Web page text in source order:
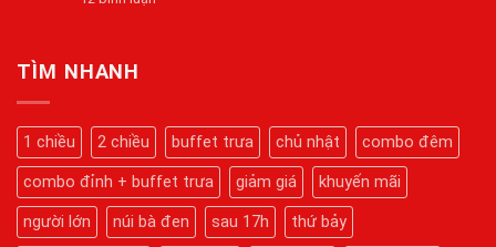
Dịp
Tết
Núi
Bà
Hành
Trình
Chinh
Phục
Kỳ
Quan
Tâm
Bà
Đen
Mới
Nhất
TÌM NHANH
1 chiều 2 chiều buffet trưa chủ nhật
combo đêm
combo đỉnh + buffet trưa
giảm giá
khuyến mãi
người lớn
núi bà đen sau 17h
thứ bảy